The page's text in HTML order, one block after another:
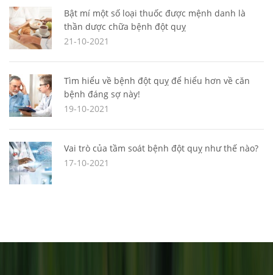
Bật mí một số loại thuốc được mệnh danh là
thần dược chữa bệnh đột quỵ
21-10-2021
Tìm hiểu về bệnh đột quỵ để hiểu hơn về căn
bệnh đáng sợ này!
19-10-2021
Vai trò của tầm soát bệnh đột quỵ như thế nào?
17-10-2021